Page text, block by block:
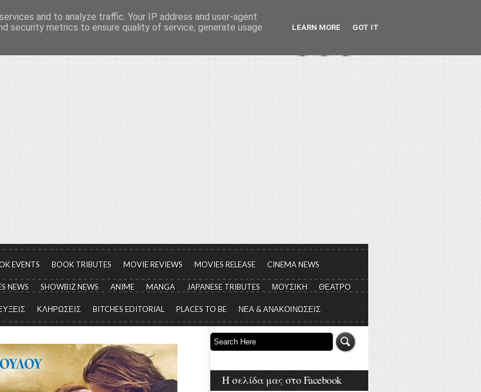
σε κάθε του μορφή και έκταση...
EVENTS BOOK TRIBUTES MOVIE REVIEWS MOVIES RELEASE CINEMA NEWS
NEWS SHOWBIZ NEWS ANIME MANGA JAPANESE TRIBUTES ΜΟΥΣΙΚΗ ΘΕΑΤΡΟ
ΚΛΗΡΩΣΕΙΣ BITCHES EDITORIAL PLACES TO BE ΝΕΑ & ΑΝΑΚΟΙΝΩΣΕΙΣ
Η σελίδα μας στο Facebook
and to analyze traffic. Your IP address and user-agent
security metrics to ensure quality of service, generate usage
LEARN MORE GOT IT